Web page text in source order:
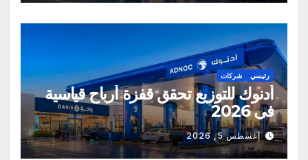
رئيسي شركات
أدنوك للتوزيع تحقق قفزة أرباح قياسية
في 2026
أغسطس 5, 2026